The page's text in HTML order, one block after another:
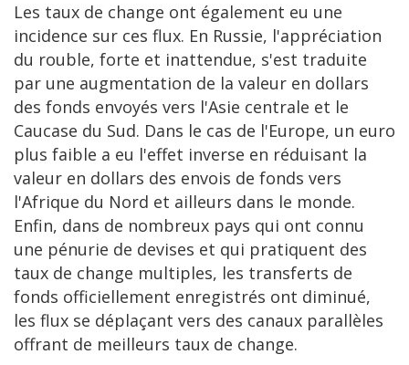
Les taux de change ont également eu une
incidence sur ces flux. En Russie, l'appréciation
du rouble, forte et inattendue, s'est traduite
par une augmentation de la valeur en dollars
des fonds envoyés vers l'Asie centrale et le
Caucase du Sud. Dans le cas de l'Europe, un euro
plus faible a eu l'effet inverse en réduisant la
valeur en dollars des envois de fonds vers
l'Afrique du Nord et ailleurs dans le monde.
Enfin, dans de nombreux pays qui ont connu
une pénurie de devises et qui pratiquent des
taux de change multiples, les transferts de
fonds officiellement enregistrés ont diminué,
les flux se déplaçant vers des canaux parallèles
offrant de meilleurs taux de change.